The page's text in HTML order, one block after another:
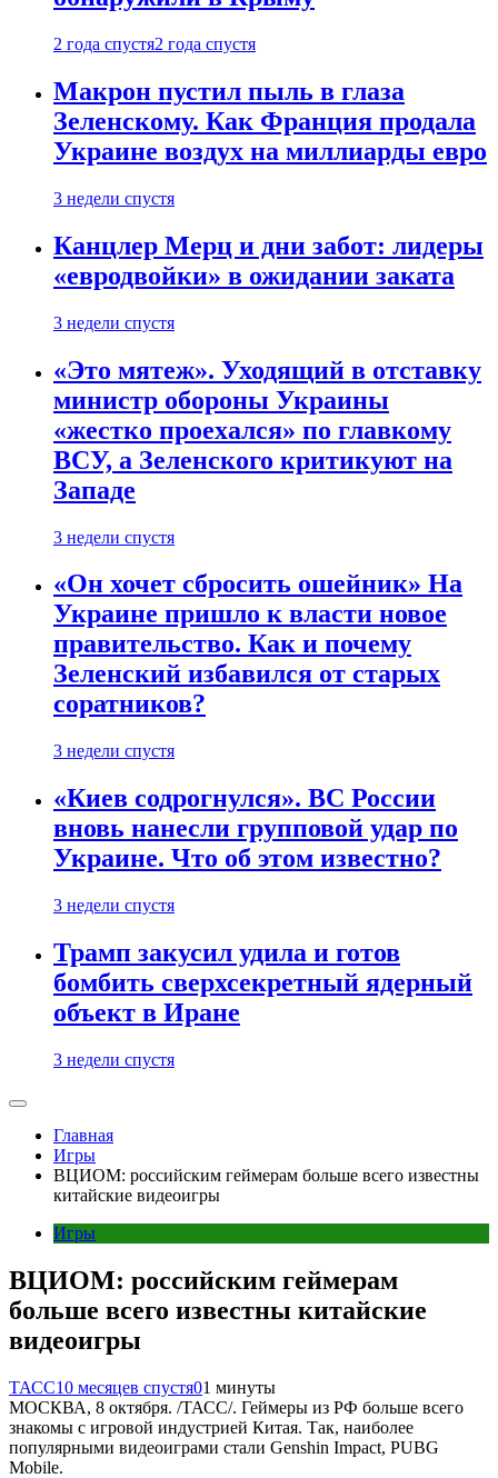
2 года спустя2 года спустя
Макрон пустил пыль в глаза
Зеленскому. Как Франция продала
Украине воздух на миллиарды евро
3 недели спустя
Канцлер Мерц и дни забот: лидеры
«евродвойки» в ожидании заката
3 недели спустя
«Это мятеж». Уходящий в отставку
министр обороны Украины
«жестко проехался» по главкому
ВСУ, а Зеленского критикуют на
Западе
3 недели спустя
«Он хочет сбросить ошейник» На
Украине пришло к власти новое
правительство. Как и почему
Зеленский избавился от старых
соратников?
3 недели спустя
«Киев содрогнулся». ВС России
вновь нанесли групповой удар по
Украине. Что об этом известно?
3 недели спустя
Трамп закусил удила и готов
бомбить сверхсекретный ядерный
объект в Иране
3 недели спустя
Главная
Игры
ВЦИОМ: российским геймерам больше всего известны
китайские видеоигры
Игры
ВЦИОМ: российским геймерам
больше всего известны китайские
видеоигры
ТАСС10 месяцев спустя01 минуты
МОСКВА, 8 октября. /ТАСС/. Геймеры из РФ больше всего
знакомы с игровой индустрией Китая. Так, наиболее
популярными видеоиграми стали Genshin Impact, PUBG
Mobile.